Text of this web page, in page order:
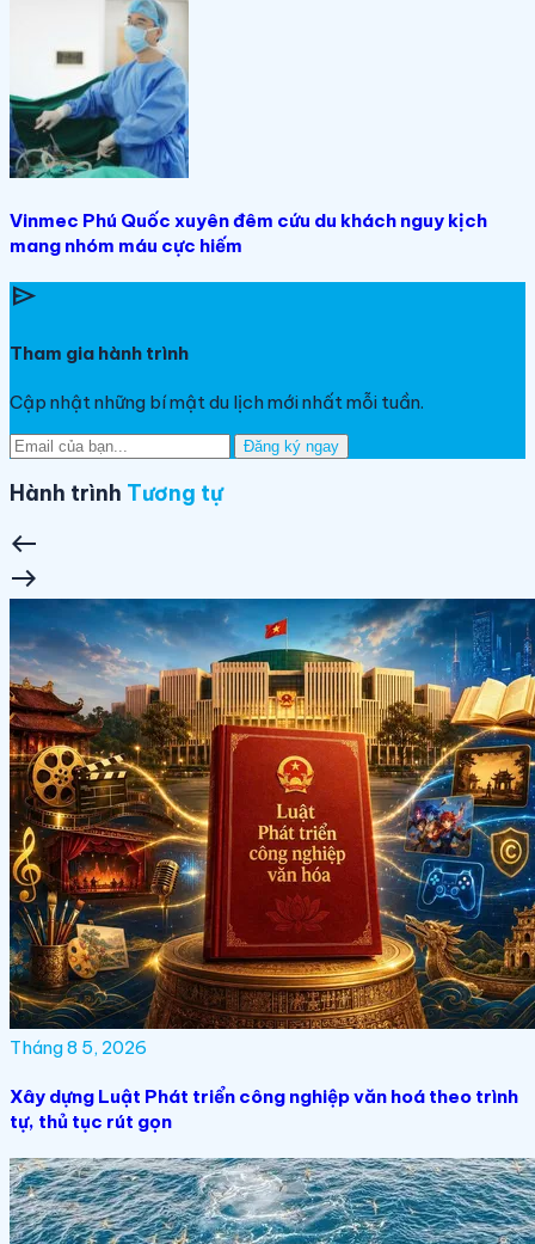
Vinmec Phú Quốc xuyên đêm cứu du khách nguy kịch
mang nhóm máu cực hiếm
send
Tham gia hành trình
Cập nhật những bí mật du lịch mới nhất mỗi tuần.
Đăng ký ngay
Hành trình Tương tự
west
east
Tháng 8 5, 2026
Xây dựng Luật Phát triển công nghiệp văn hoá theo trình
tự, thủ tục rút gọn